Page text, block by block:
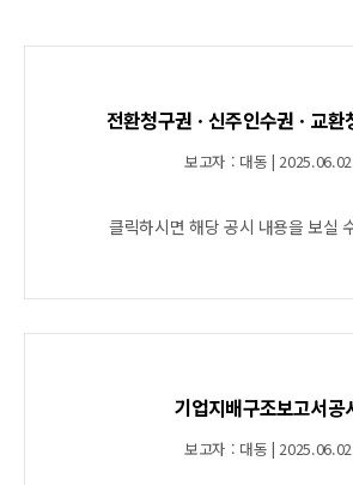
전환청구권ㆍ신주인수권ㆍ교환
보고자 : 대동 | 2025.06.02
클릭하시면 해당 공시 내용을 보실
기업지배구조보고서공
보고자 : 대동 | 2025.06.02